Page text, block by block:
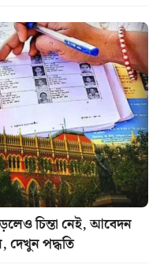
চিন্তা নেই, আবেদন
দেখুন পদ্ধতি